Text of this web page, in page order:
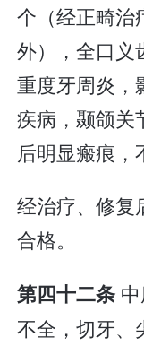
个（经正畸治
外），全口义
重度牙周炎，
疾病，颞颌关
后明显瘢痕，
经治疗、修复
合格。
第四十二条
不全，切牙、